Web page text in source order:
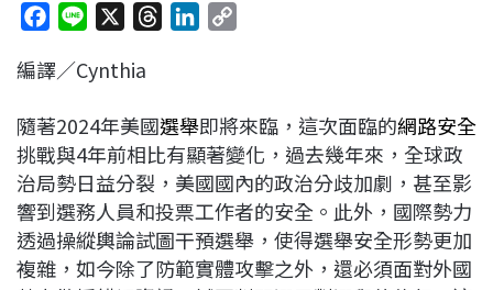
c
b
o
o
k
n
a
d
s
e
d
I
n
L
i
n
k
編譯／Cynthia
隨著2024年美國選舉即將來臨，這次面臨的網路安全
挑戰與4年前相比有顯著變化，過去幾年來，全球政
治局勢日益分裂，美國國內的政治分歧加劇，甚至影
響到選務人員和投票工作者的安全。此外，國際勢力
透過操縱輿論試圖干預選舉，使得選舉安全形勢更加
複雜，如今除了防範實體攻擊之外，還必須面對外國